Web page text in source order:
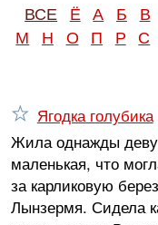
ВСЕ Ё А Б В
М
Н О П Р С
Ягодка голубика
Жила однажды
маленькая, что
за карликовую
Лынзермя. Сидела